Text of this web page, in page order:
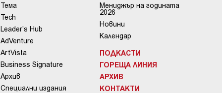
Тема
Tech
Leader's Hub
AdVenture
ArtVista
Business Signature
Архив
Специални издания
Мениджър на годината
2026
Новини
Календар
ПОДКАСТИ
ГОРЕЩА ЛИНИЯ
АРХИВ
КОНТАКТИ